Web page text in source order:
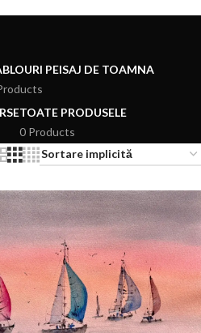
PEISAJ DE TOAMNA
TOATE PRODUSELE
0 Products